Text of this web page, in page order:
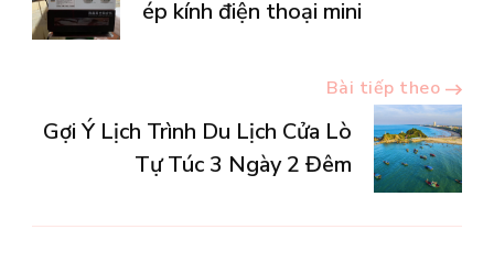
hướng
viết
ép kính điện thoại mini
Bài tiếp theo
Gợi Ý Lịch Trình Du Lịch Cửa Lò
Tự Túc 3 Ngày 2 Đêm